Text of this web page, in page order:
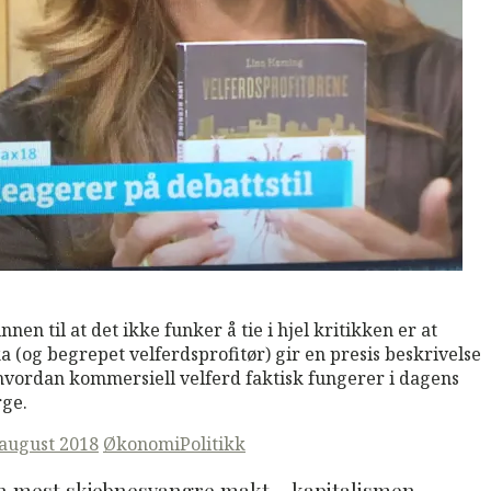
til at det ikke funker å tie i hjel kritikken er at
(og begrepet velferdsprofitør) gir en presis beskrivelse
kommersiell velferd faktisk fungerer i dagens
2018 ØkonomiPolitikk